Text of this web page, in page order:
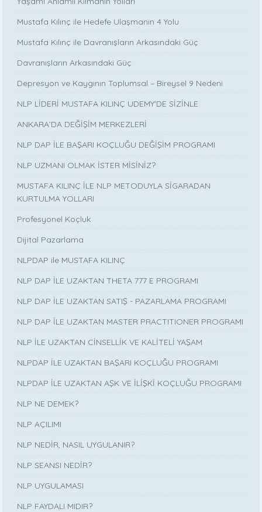
Mustafa Kılınç ile Hedefe Ulaşmanın 4 Yolu
Mustafa Kılınç ile Davranışların Arkasındaki Güç
Davranışların Arkasındaki Güç
Depresyon ve Kaygının Toplumsal – Bireysel 9 Nedeni
NLP LİDERİ MUSTAFA KILINÇ UDEMY'DE SİZİNLE
ANKARA’DA DEĞİŞİM MERKEZLERİ
NLP DAP İLE BAŞARI KOÇLUĞU DEĞİŞİM PROGRAMI
NLP UZMANI OLMAK İSTER MİSİNİZ?
MUSTAFA KILINÇ İLE NLP METODUYLA SİGARADAN
KURTULMA YOLLARI
Profesyonel Koçluk
Dijital Pazarlama
NLPDAP ile MUSTAFA KILINÇ
NLP DAP İLE UZAKTAN THETA 777 E PROGRAMI
NLP DAP İLE UZAKTAN SATIŞ - PAZARLAMA PROGRAMI
NLP DAP İLE UZAKTAN MASTER PRACTITIONER PROGRAMI
NLP İLE UZAKTAN CİNSELLİK VE KALİTELİ YAŞAM
NLPDAP İLE UZAKTAN BAŞARI KOÇLUĞU PROGRAMI
NLPDAP İLE UZAKTAN AŞK VE İLİŞKİ KOÇLUĞU PROGRAMI
NLP NE DEMEK?
NLP AÇILIMI
NLP NEDİR, NASIL UYGULANIR?
NLP SEANSI NEDİR?
NLP UYGULAMASI
NLP FAYDALI MIDIR?